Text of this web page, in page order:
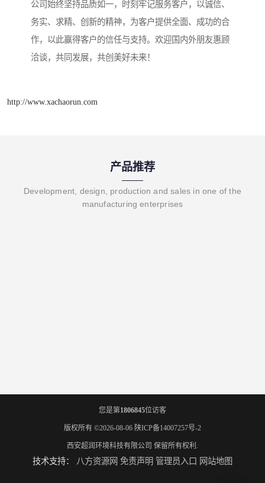
公司始终坚持品质如一，时刻牢记服务客户，以诚信、
务实、求精、创新的精神，为客户提供全面、成功的合
作，以此赢得客户的信任与支持。欢迎国内外朋友惠顾
洽谈，共同发展，共创美好未来！
http://www.xachaorun.com
产品推荐
Development, design, production and sales in one of the
manufacturing enterprises
您是第1806845位访客
版权所有 ©2026-08-06 陕ICP备14007257号-2
西安超润环境科技有限公司 保留所有权利.
技术支持： 八方资源网 免责声明 管理员入口 网站地图